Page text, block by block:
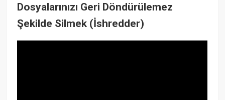
Dosyalarınızı Geri Döndürülemez
Şekilde Silmek (İshredder)